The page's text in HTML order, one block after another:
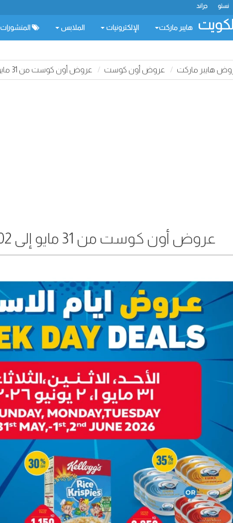
جراند نستو
هايبر ماركت الإلكترونيات الملابس المنشورات
هايبر ماركت عروض أون كوست عروض أون كوست من 31 مايو إلى 02 يونيو 2026
عروض أون كوست من 31 مايو إلى 02 يونيو 2026